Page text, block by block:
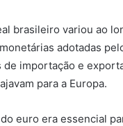
brasileiro variou ao
adotadas
importação e
para a Europa.
euro era essencial